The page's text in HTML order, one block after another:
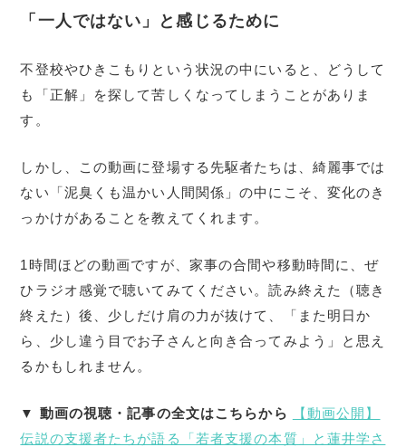
「一人ではない」と感じるために
不登校やひきこもりという状況の中にいると、どうして
も「正解」を探して苦しくなってしまうことがありま
す。
しかし、この動画に登場する先駆者たちは、綺麗事では
ない「泥臭くも温かい人間関係」の中にこそ、変化のき
っかけがあることを教えてくれます。
1時間ほどの動画ですが、家事の合間や移動時間に、ぜ
ひラジオ感覚で聴いてみてください。読み終えた（聴き
終えた）後、少しだけ肩の力が抜けて、「また明日か
ら、少し違う目でお子さんと向き合ってみよう」と思え
るかもしれません。
▼ 動画の視聴・記事の全文はこちらから
【動画公開】
伝説の支援者たちが語る「若者支援の本質」と蓮井学さ